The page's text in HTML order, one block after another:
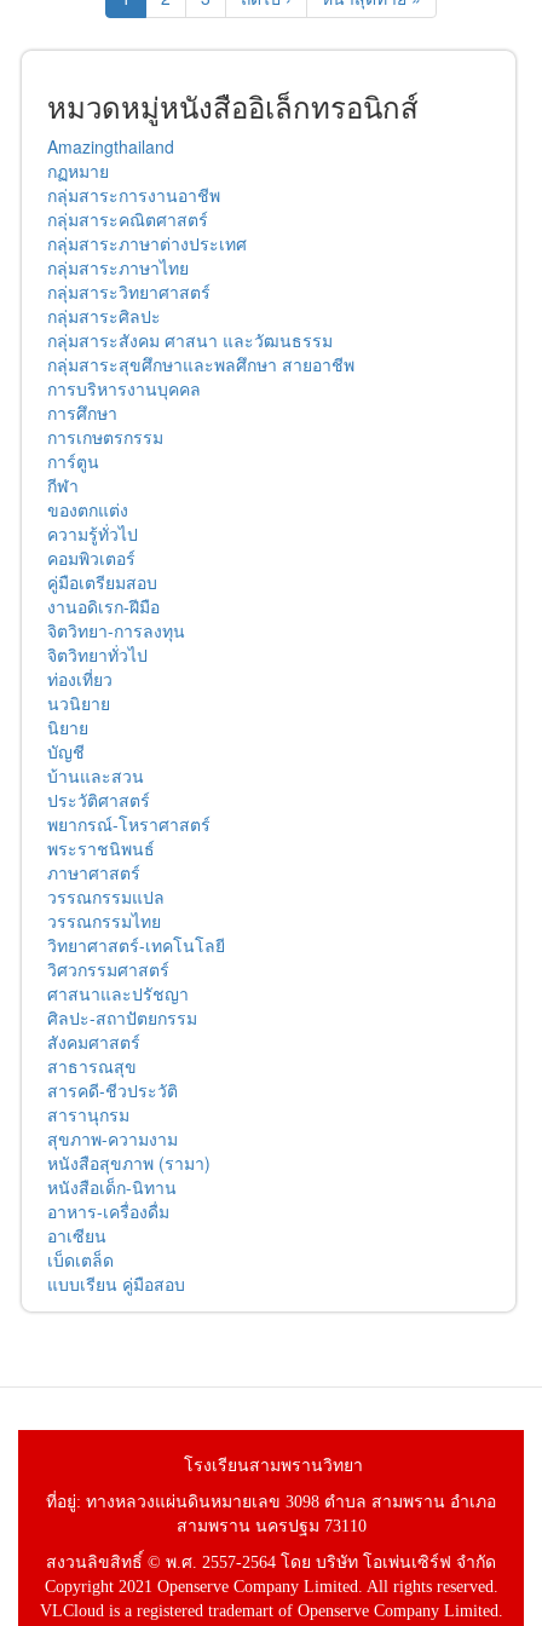
หมวดหมู่หนังสืออิเล็กทรอนิกส์
Amazingthailand
กฏหมาย
กลุ่มสาระการงานอาชีพ
กลุ่มสาระคณิตศาสตร์
กลุ่มสาระภาษาต่างประเทศ
กลุ่มสาระภาษาไทย
กลุ่มสาระวิทยาศาสตร์
กลุ่มสาระศิลปะ
กลุ่มสาระสังคม ศาสนา และวัฒนธรรม
กลุ่มสาระสุขศึกษาและพลศึกษา สายอาชีพ
การบริหารงานบุคคล
การศึกษา
การเกษตรกรรม
การ์ตูน
กีฬา
ของตกแต่ง
ความรู้ทั่วไป
คอมพิวเตอร์
คู่มือเตรียมสอบ
งานอดิเรก-ฝีมือ
จิตวิทยา-การลงทุน
จิตวิทยาทั่วไป
ท่องเที่ยว
นวนิยาย
นิยาย
บัญชี
บ้านและสวน
ประวัติศาสตร์
พยากรณ์-โหราศาสตร์
พระราชนิพนธ์
ภาษาศาสตร์
วรรณกรรมแปล
วรรณกรรมไทย
วิทยาศาสตร์-เทคโนโลยี
วิศวกรรมศาสตร์
ศาสนาและปรัชญา
ศิลปะ-สถาปัตยกรรม
สังคมศาสตร์
สาธารณสุข
สารคดี-ชีวประวัติ
สารานุกรม
สุขภาพ-ความงาม
หนังสือสุขภาพ (รามา)
หนังสือเด็ก-นิทาน
อาหาร-เครื่องดื่ม
อาเซียน
เบ็ดเตล็ด
แบบเรียน คู่มือสอบ
โรงเรียนสามพรานวิทยา
ที่อยู่: ทางหลวงแผ่นดินหมายเลข 3098 ตำบล สามพราน อำเภอ
สามพราน นครปฐม 73110
สงวนลิขสิทธิ์ © พ.ศ. 2557-2564 โดย บริษัท โอเพ่นเซิร์ฟ จำกัด
Copyright 2021 Openserve Company Limited. All rights reserved.
VLCloud is a registered trademart of Openserve Company Limited.